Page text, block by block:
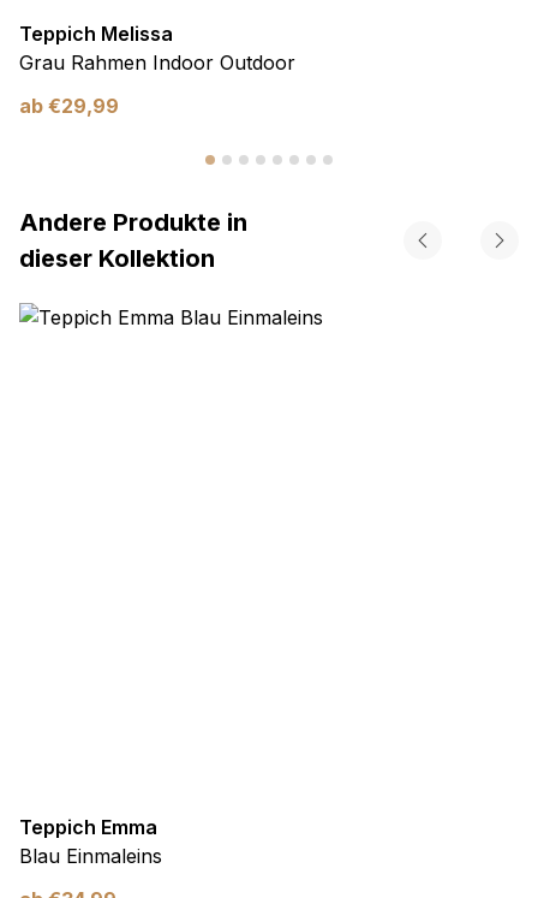
Teppich Melissa
Grau Rahmen Indoor Outdoor
ab €29,99
Andere Produkte in
dieser Kollektion
Teppich Emma
Blau Einmaleins